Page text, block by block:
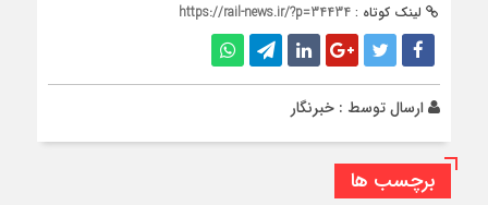
لینک کوتاه : https://rail-news.ir/?p=34434
ارسال توسط : خبرنگار
برچسب ها